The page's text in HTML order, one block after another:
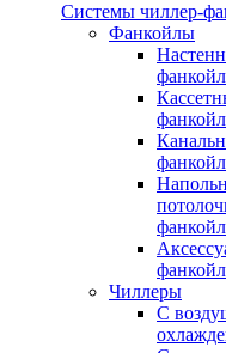
Системы чиллер-
Фанкойлы
Чиллеры
С